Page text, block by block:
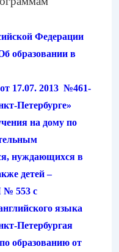
Федерации
образовании в
17.07. 2013 №461-
Петербурге»
на дому по
нуждающихся в
детей –
553 с
языка
Петербургая
образованию от